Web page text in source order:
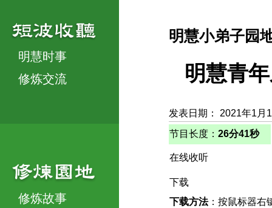
明慧时事
修炼交流
修炼故事
明慧小弟子园
明慧青
发表日期： 2021年1月
节目长度： 26分41秒
在线收听
下载
下载方法：按鼠标器右